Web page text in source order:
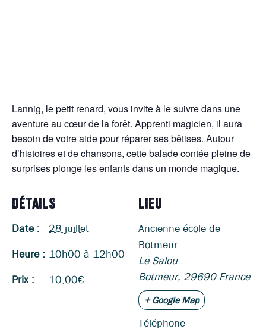
Lannig, le petit renard, vous invite à le suivre dans une
aventure au cœur de la forêt. Apprenti magicien, il aura
besoin de votre aide pour réparer ses bêtises. Autour
d’histoires et de chansons, cette balade contée pleine de
surprises plonge les enfants dans un monde magique.
DÉTAILS
Date :
28 juillet
Heure : 10h00 à 12h00
Prix :
10,00€
LIEU
Ancienne école de
Botmeur
Le Salou
Botmeur, 29690 France
+ Google Map
Téléphone